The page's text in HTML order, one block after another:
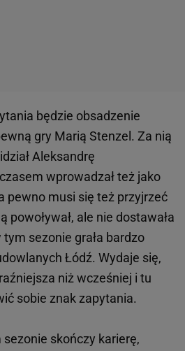
będzie obsadzenie
gry Marią Stenzel. Za nią
Aleksandrę
wprowadzał też jako
pewno musi się też przyjrzeć
powoływał, ale nie dostawała
sezonie grała bardzo
Łódź. Wydaje się,
niż wcześniej i tu
sobie znak zapytania.
skończy karierę,